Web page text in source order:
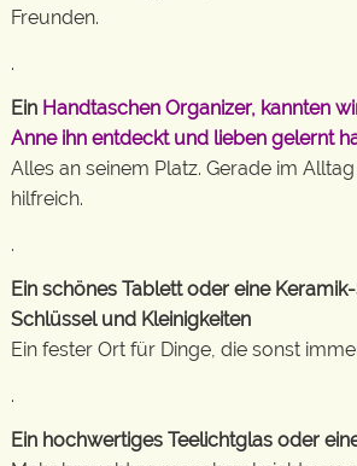
Freunden.
.
Ein Handtaschen Organizer, kannten
Anne ihn entdeckt und lieben gelernt
Alles an seinem Platz. Gerade im
hilfreich.
.
Ein schönes Tablett oder eine
Schlüssel und Kleinigkeiten
Ein fester Ort für Dinge, die sonst
.
Ein hochwertiges Teelichtglas oder